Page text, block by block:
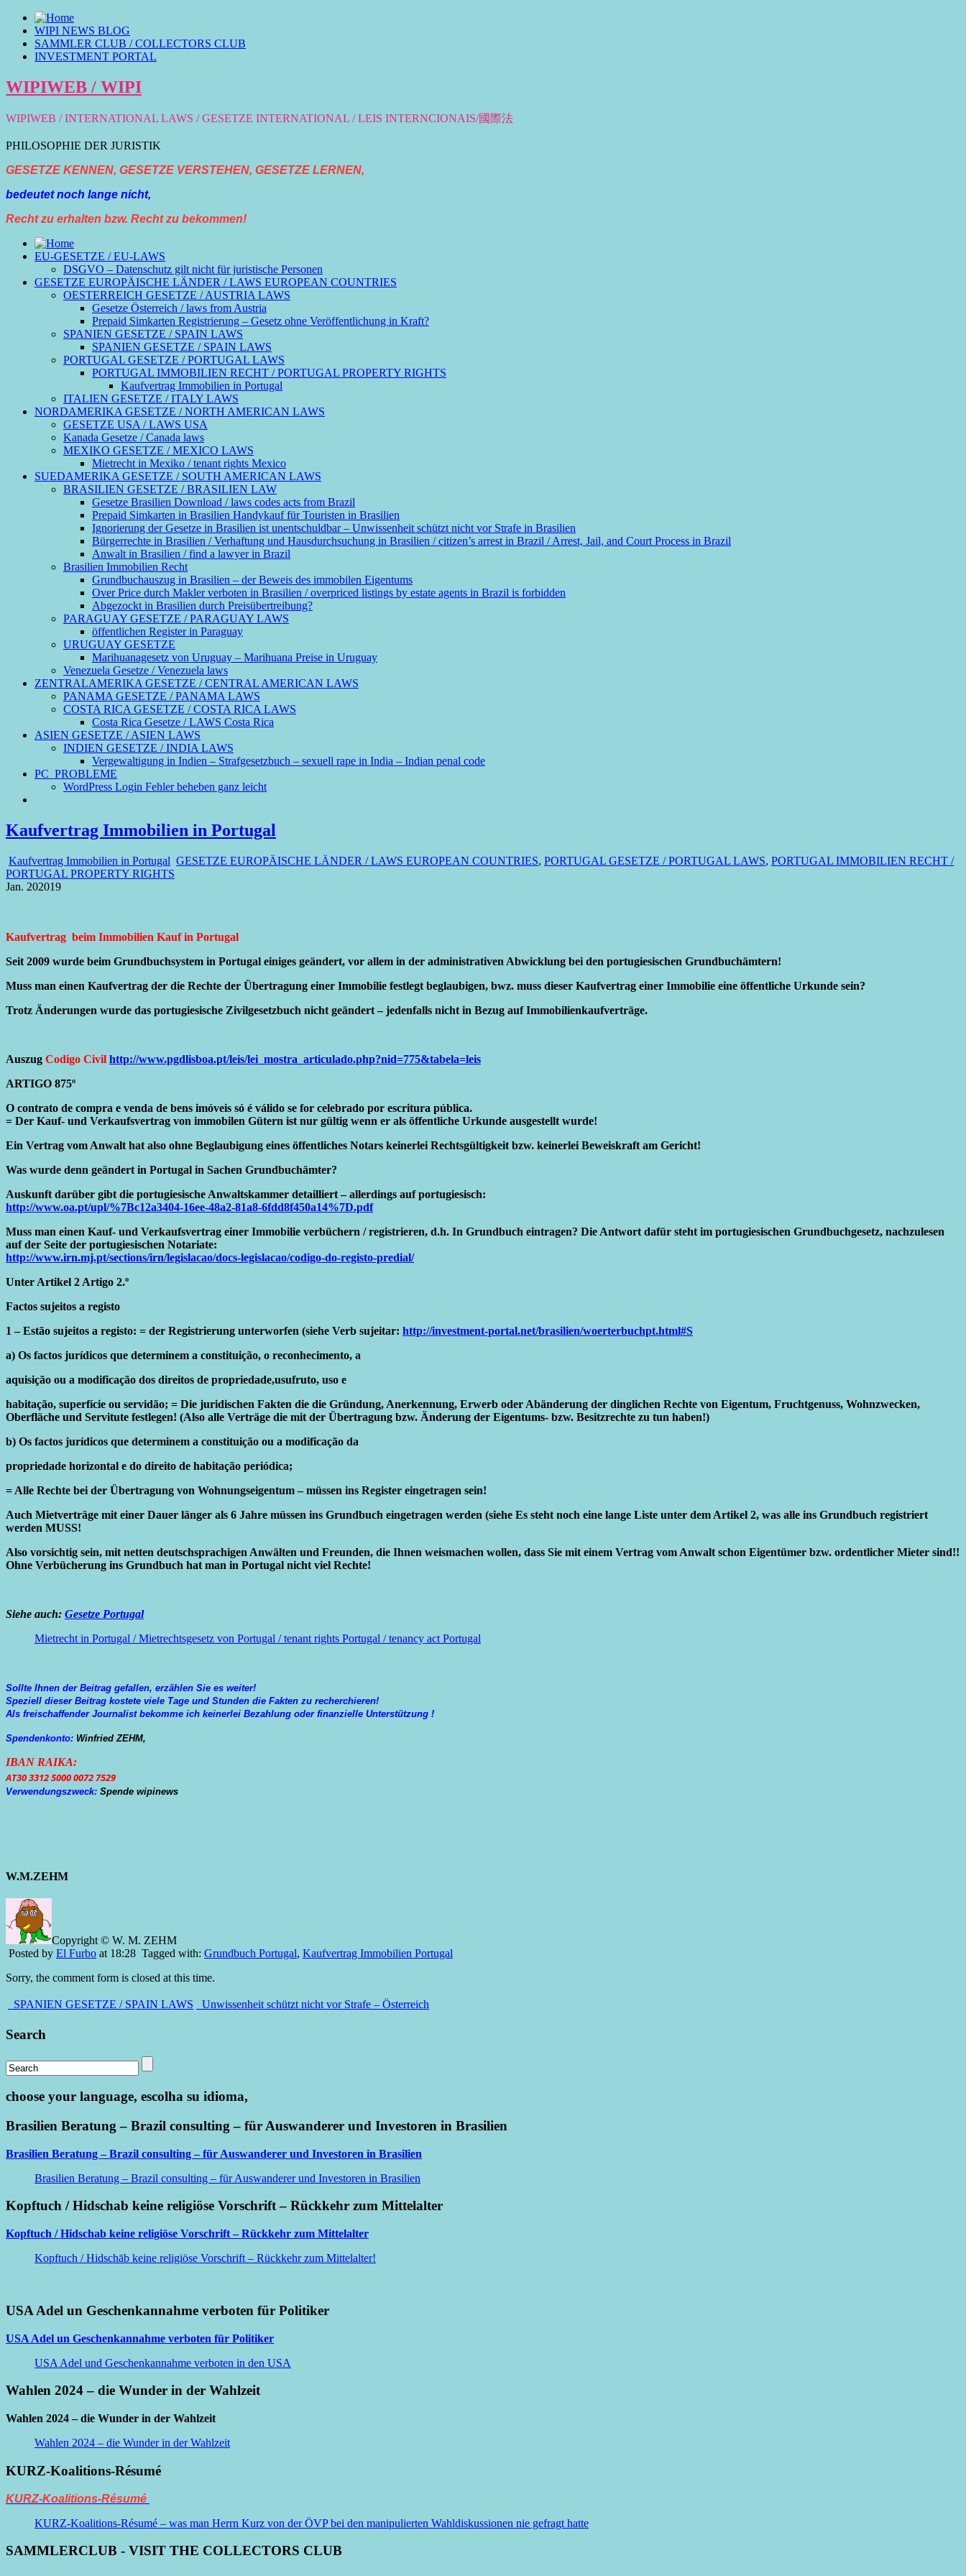
WIPI NEWS BLOG
SAMMLER CLUB / COLLECTORS CLUB
INVESTMENT PORTAL
WIPIWEB / WIPI
WIPIWEB / INTERNATIONAL LAWS / GESETZE INTERNATIONAL / LEIS INTERNCIONAIS/國際法
PHILOSOPHIE DER JURISTIK
GESETZE KENNEN, GESETZE VERSTEHEN, GESETZE LERNEN,
bedeutet noch lange nicht,
Recht zu erhalten bzw. Recht zu bekommen!
EU-GESETZE / EU-LAWS
DSGVO – Datenschutz gilt nicht für juristische Personen
GESETZE EUROPÄISCHE LÄNDER / LAWS EUROPEAN COUNTRIES
OESTERREICH GESETZE / AUSTRIA LAWS
Gesetze Österreich / laws from Austria
Prepaid Simkarten Registrierung – Gesetz ohne Veröffentlichung in Kraft?
SPANIEN GESETZE / SPAIN LAWS
SPANIEN GESETZE / SPAIN LAWS
PORTUGAL GESETZE / PORTUGAL LAWS
PORTUGAL IMMOBILIEN RECHT / PORTUGAL PROPERTY RIGHTS
Kaufvertrag Immobilien in Portugal
ITALIEN GESETZE / ITALY LAWS
NORDAMERIKA GESETZE / NORTH AMERICAN LAWS
GESETZE USA / LAWS USA
Kanada Gesetze / Canada laws
MEXIKO GESETZE / MEXICO LAWS
Mietrecht in Mexiko / tenant rights Mexico
SUEDAMERIKA GESETZE / SOUTH AMERICAN LAWS
BRASILIEN GESETZE / BRASILIEN LAW
Gesetze Brasilien Download / laws codes acts from Brazil
Prepaid Simkarten in Brasilien Handykauf für Touristen in Brasilien
Ignorierung der Gesetze in Brasilien ist unentschuldbar – Unwissenheit schützt nicht vor Strafe in Brasilien
Bürgerrechte in Brasilien / Verhaftung und Hausdurchsuchung in Brasilien / citizen’s arrest in Brazil / Arrest, Jail, and Court Process in Brazil
Anwalt in Brasilien / find a lawyer in Brazil
Brasilien Immobilien Recht
Grundbuchauszug in Brasilien – der Beweis des immobilen Eigentums
Over Price durch Makler verboten in Brasilien / overpriced listings by estate agents in Brazil is forbidden
Abgezockt in Brasilien durch Preisübertreibung?
PARAGUAY GESETZE / PARAGUAY LAWS
öffentlichen Register in Paraguay
URUGUAY GESETZE
Marihuanagesetz von Uruguay – Marihuana Preise in Uruguay
Venezuela Gesetze / Venezuela laws
ZENTRALAMERIKA GESETZE / CENTRAL AMERICAN LAWS
PANAMA GESETZE / PANAMA LAWS
COSTA RICA GESETZE / COSTA RICA LAWS
Costa Rica Gesetze / LAWS Costa Rica
ASIEN GESETZE / ASIEN LAWS
INDIEN GESETZE / INDIA LAWS
Vergewaltigung in Indien – Strafgesetzbuch – sexuell rape in India – Indian penal code
PC_PROBLEME
WordPress Login Fehler beheben ganz leicht
Kaufvertrag Immobilien in Portugal
Kaufvertrag Immobilien in Portugal GESETZE EUROPÄISCHE LÄNDER / LAWS EUROPEAN COUNTRIES, PORTUGAL GESETZE / PORTUGAL LAWS, PORTUGAL IMMOBILIEN RECHT /
PORTUGAL PROPERTY RIGHTS
Jan. 202019
Kaufvertrag beim Immobilien Kauf in Portugal
Seit 2009 wurde beim Grundbuchsystem in Portugal einiges geändert, vor allem in der administrativen Abwicklung bei den portugiesischen Grundbuchämtern!
Muss man einen Kaufvertrag der die Rechte der Übertragung einer Immobilie festlegt beglaubigen, bwz. muss dieser Kaufvertrag einer Immobilie eine öffentliche Urkunde sein?
Trotz Änderungen wurde das portugiesische Zivilgesetzbuch nicht geändert – jedenfalls nicht in Bezug auf Immobilienkaufverträge.
Auszug Codigo Civil http://www.pgdlisboa.pt/leis/lei_mostra_articulado.php?nid=775&tabela=leis
ARTIGO 875º
O contrato de compra e venda de bens imóveis só é válido se for celebrado por escritura pública.
= Der Kauf- und Verkaufsvertrag von immobilen Gütern ist nur gültig wenn er als öffentliche Urkunde ausgestellt wurde!
Ein Vertrag vom Anwalt hat also ohne Beglaubigung eines öffentliches Notars keinerlei Rechtsgültigkeit bzw. keinerlei Beweiskraft am Gericht!
Was wurde denn geändert in Portugal in Sachen Grundbuchämter?
Auskunft darüber gibt die portugiesische Anwaltskammer detailliert – allerdings auf portugiesisch:
http://www.oa.pt/upl/%7Bc12a3404-16ee-48a2-81a8-6fdd8f450a14%7D.pdf
Muss man einen Kauf- und Verkaufsvertrag einer Immobilie verbüchern / registrieren, d.h. In Grundbuch eintragen? Die Antwort dafür steht im portugiesischen Grundbuchgesetz, nachzulesen
auf der Seite der portugiesischen Notariate:
http://www.irn.mj.pt/sections/irn/legislacao/docs-legislacao/codigo-do-registo-predial/
Unter Artikel 2 Artigo 2.º
Factos sujeitos a registo
1 – Estão sujeitos a registo: = der Registrierung unterworfen (siehe Verb sujeitar: http://investment-portal.net/brasilien/woerterbuchpt.html#S
a) Os factos jurídicos que determinem a constituição, o reconhecimento, a
aquisição ou a modificação dos direitos de propriedade,usufruto, uso e
habitação, superfície ou servidão; = Die juridischen Fakten die die Gründung, Anerkennung, Erwerb oder Abänderung der dinglichen Rechte von Eigentum, Fruchtgenuss, Wohnzwecken,
Oberfläche und Servitute festlegen! (Also alle Verträge die mit der Übertragung bzw. Änderung der Eigentums- bzw. Besitzrechte zu tun haben!)
b) Os factos jurídicos que determinem a constituição ou a modificação da
propriedade horizontal e do direito de habitação periódica;
= Alle Rechte bei der Übertragung von Wohnungseigentum – müssen ins Register eingetragen sein!
Auch Mietverträge mit einer Dauer länger als 6 Jahre müssen ins Grundbuch eingetragen werden (siehe Es steht noch eine lange Liste unter dem Artikel 2, was alle ins Grundbuch registriert
werden MUSS!
Also vorsichtig sein, mit netten deutschsprachigen Anwälten und Freunden, die Ihnen weismachen wollen, dass Sie mit einem Vertrag vom Anwalt schon Eigentümer bzw. ordentlicher Mieter sind!!
Ohne Verbücherung ins Grundbuch hat man in Portugal nicht viel Rechte!
Siehe auch: Gesetze Portugal
Mietrecht in Portugal / Mietrechtsgesetz von Portugal / tenant rights Portugal / tenancy act Portugal
Sollte Ihnen der Beitrag gefallen, erzählen Sie es weiter!
Speziell dieser Beitrag kostete viele Tage und Stunden die Fakten zu recherchieren!
Als freischaffender Journalist bekomme ich keinerlei Bezahlung oder finanzielle Unterstützung !
Spendenkonto: Winfried ZEHM,
IBAN RAIKA:
AT30 3312 5000 0072 7529
Verwendungszweck: Spende wipinews
W.M.ZEHM
Copyright © W. M. ZEHM
Posted by El Furbo at 18:28 Tagged with: Grundbuch Portugal, Kaufvertrag Immobilien Portugal
Sorry, the comment form is closed at this time.
SPANIEN GESETZE / SPAIN LAWS Unwissenheit schützt nicht vor Strafe – Österreich
Search
choose your language, escolha su idioma,
Brasilien Beratung – Brazil consulting – für Auswanderer und Investoren in Brasilien
Brasilien Beratung – Brazil consulting – für Auswanderer und Investoren in Brasilien
Brasilien Beratung – Brazil consulting – für Auswanderer und Investoren in Brasilien
Kopftuch / Hidschab keine religiöse Vorschrift – Rückkehr zum Mittelalter
Kopftuch / Hidschab keine religiöse Vorschrift – Rückkehr zum Mittelalter
Kopftuch / Hidschāb keine religiöse Vorschrift – Rückkehr zum Mittelalter!
USA Adel un Geschenkannahme verboten für Politiker
USA Adel un Geschenkannahme verboten für Politiker
USA Adel und Geschenkannahme verboten in den USA
Wahlen 2024 – die Wunder in der Wahlzeit
Wahlen 2024 – die Wunder in der Wahlzeit
Wahlen 2024 – die Wunder in der Wahlzeit
KURZ-Koalitions-Résumé
KURZ-Koalitions-Résumé
KURZ-Koalitions-Résumé – was man Herrn Kurz von der ÖVP bei den manipulierten Wahldiskussionen nie gefragt hatte
SAMMLERCLUB - VISIT THE COLLECTORS CLUB